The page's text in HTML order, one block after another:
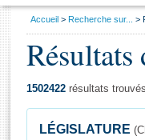
Général
Vous
Accueil Recherche sur...
Résultats
1502422 résultats trouvés
LÉGISLATURE